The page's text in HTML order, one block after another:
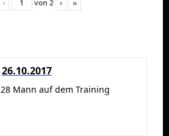
‹ von 2 › »
26.10.2017
28 Mann auf dem Training